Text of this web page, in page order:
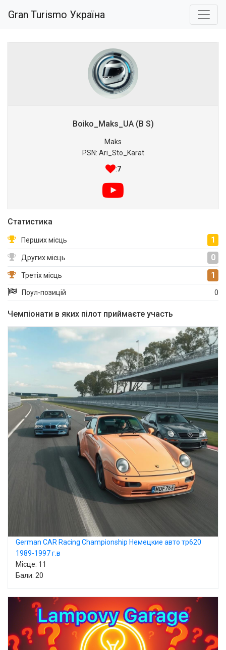
Gran Turismo Україна
Boiko_Maks_UA (B S)
Maks
PSN: Ari_Sto_Karat
:7
Статистика
Перших місць 1
Других місць 0
Третіх місць 1
Поул-позицій 0
Чемпіонати в яких пілот приймаєте участь
German CAR Racing Championship Немецкие авто тр620
1989-1997 г.в
Місце: 11
Бали: 20